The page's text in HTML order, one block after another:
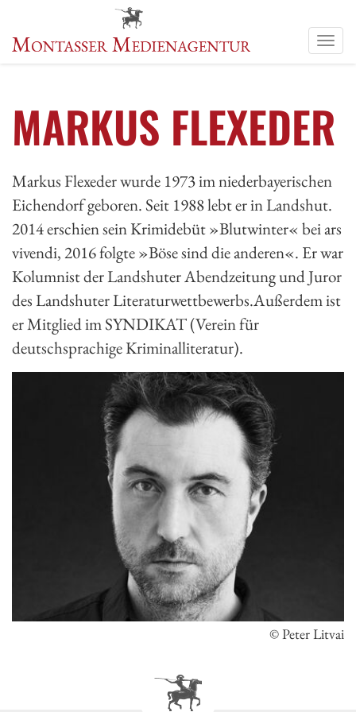
MARKUS FLEXEDER
Markus Flexeder wurde 1973 im niederbayerischen
Eichendorf geboren. Seit 1988 lebt er in Landshut.
2014 erschien sein Krimidebüt »Blutwinter« bei ars
vivendi, 2016 folgte »Böse sind die anderen«. Er war
Kolumnist der Landshuter Abendzeitung und Juror
des Landshuter Literaturwettbewerbs.Außerdem ist
er Mitglied im SYNDIKAT (Verein für
deutschsprachige Kriminalliteratur).
© Peter Litvai